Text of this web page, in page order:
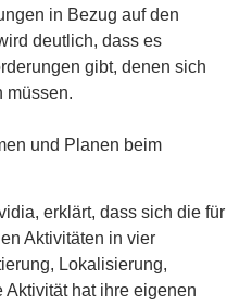
in Bezug auf den
deutlich, dass es
gibt, denen sich
müssen.
und Planen beim
erklärt, dass sich die für
Aktivitäten in vier
Lokalisierung,
hat ihre eigenen